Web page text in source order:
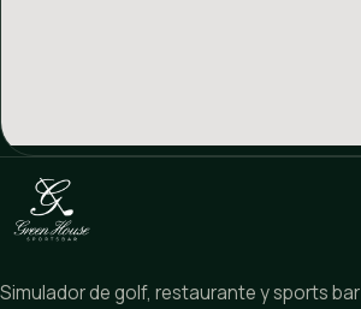
Simulador de golf, restaurante y sports bar